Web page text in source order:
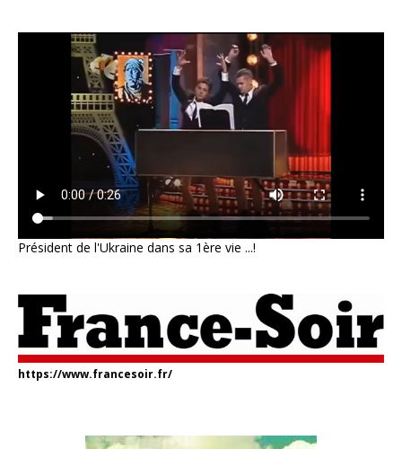
Président de l'Ukraine dans sa 1ère vie ...!
https://www.francesoir.fr/